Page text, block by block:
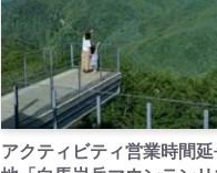
アクティビティ営業時間